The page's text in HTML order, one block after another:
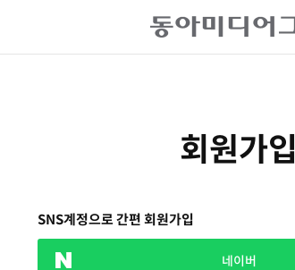
회원가입
SNS계정으로 간편 회원가입
네이버